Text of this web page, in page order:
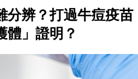
分辨？打過牛痘疫苗
體」證明？